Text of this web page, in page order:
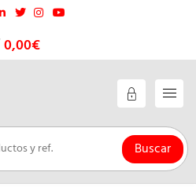
0,00€
Buscar